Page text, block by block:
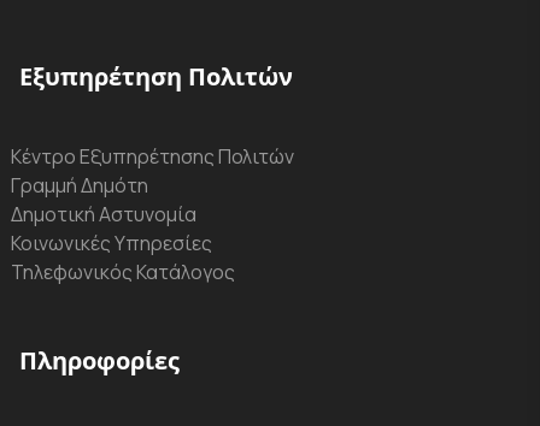
Εξυπηρέτηση Πολιτών
Κέντρο Εξυπηρέτησης Πολιτών
Γραμμή Δημότη
Δημοτική Αστυνομία
Κοινωνικές Υπηρεσίες
Τηλεφωνικός Κατάλογος
Πληροφορίες